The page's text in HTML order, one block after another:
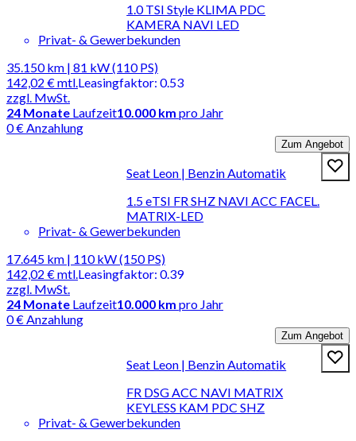
1.0 TSI Style KLIMA PDC
KAMERA NAVI LED
Privat- & Gewerbekunden
35.150 km | 81 kW (110 PS)
142,02 €mtl.
zzgl. MwSt.
Leasingfaktor: 0.53
24 Monate Laufzeit10.000 km pro Jahr
0 € Anzahlung
Zum Angebot
Seat Leon | Benzin Automatik
1.5 eTSI FR SHZ NAVI ACC FACEL.
MATRIX-LED
Privat- & Gewerbekunden
17.645 km | 110 kW (150 PS)
142,02 €mtl.
zzgl. MwSt.
Leasingfaktor: 0.39
24 Monate Laufzeit10.000 km pro Jahr
0 € Anzahlung
Zum Angebot
Seat Leon | Benzin Automatik
FR DSG ACC NAVI MATRIX
KEYLESS KAM PDC SHZ
Privat- & Gewerbekunden